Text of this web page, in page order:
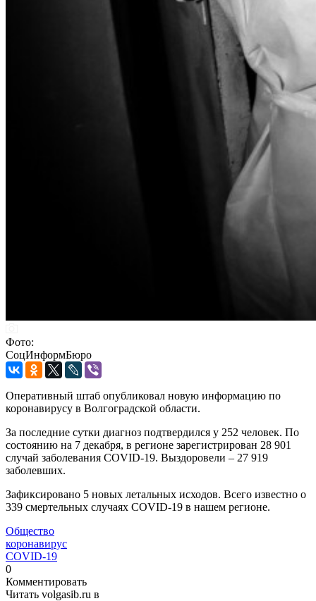
Фото:
СоцИнформБюро
Оперативный штаб опубликовал новую информацию по
коронавирусу в Волгоградской области.
За последние сутки диагноз подтвердился у 252 человек. По
состоянию на 7 декабря, в регионе зарегистрирован 28 901
случай заболевания COVID-19. Выздоровели – 27 919
заболевших.
Зафиксировано 5 новых летальных исходов. Всего известно о
339 смертельных случаях СОVID-19 в нашем регионе.
Общество
коронавирус
СОVID-19
0
Комментировать
Читать volgasib.ru в